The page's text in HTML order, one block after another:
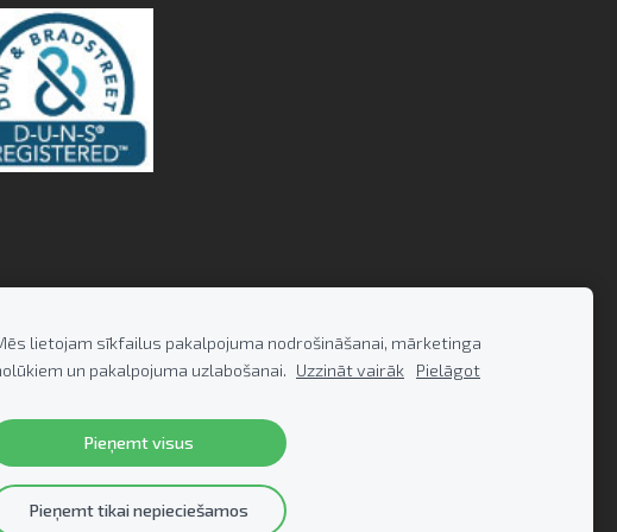
lietojam sīkfailus pakalpojuma nodrošināšanai, mārketinga
un pakalpojuma uzlabošanai. Uzzināt vairāk Pielāgot
Pieņemt visus
Pieņemt tikai nepieciešamos